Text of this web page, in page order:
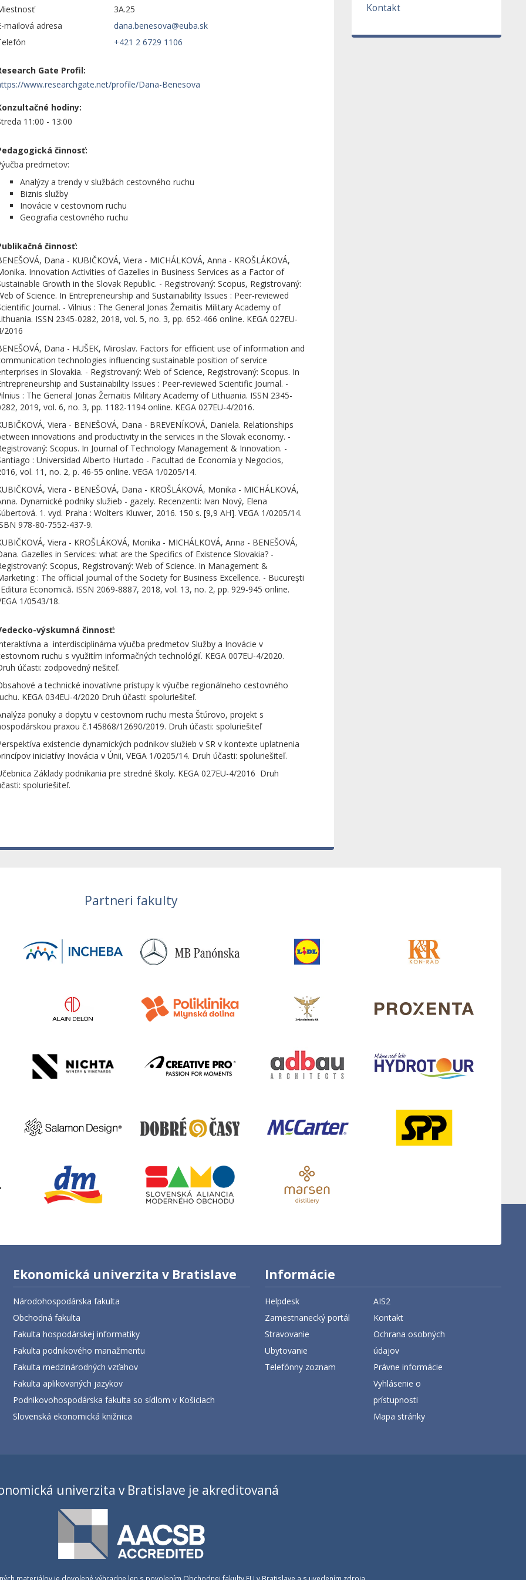
3A.25
mailová adresa
+421 2 6729 1106
Gate Profil:
www.researchgate.net/profile/Dana-Benesova
hodiny:
11:00 - 13:00
činnosť:
predmetov:
Analýzy a trendy v službách cestovného ruchu
Biznis služby
Inovácie v cestovnom ruchu
Geografia cestovného ruchu
činnosť:
Dana - KUBIČKOVÁ, Viera - MICHÁLKOVÁ, Anna - KROŠLÁKOVÁ,
Innovation Activities of Gazelles in Business Services as a Factor of
Growth in the Slovak Republic. - Registrovaný: Scopus, Registrovaný:
of Science. In Entrepreneurship and Sustainability Issues : Peer-reviewed
Journal. - Vilnius : The General Jonas Žemaitis Military Academy of
ISSN 2345-0282, 2018, vol. 5, no. 3, pp. 652-466 online. KEGA 027EU-
2016
Dana - HUŠEK, Miroslav. Factors for efficient use of information and
technologies influencing sustainable position of service
in Slovakia. - Registrovaný: Web of Science, Registrovaný: Scopus. In
and Sustainability Issues : Peer-reviewed Scientific Journal. -
: The General Jonas Žemaitis Military Academy of Lithuania. ISSN 2345-
2019, vol. 6, no. 3, pp. 1182-1194 online. KEGA 027EU-4/2016.
Viera - BENEŠOVÁ, Dana - BREVENÍKOVÁ, Daniela. Relationships
innovations and productivity in the services in the Slovak economy. -
Scopus. In Journal of Technology Management & Innovation. -
: Universidad Alberto Hurtado - Facultad de Economía y Negocios,
vol. 11, no. 2, p. 46-55 online. VEGA 1/0205/14.
Viera - BENEŠOVÁ, Dana - KROŠLÁKOVÁ, Monika - MICHÁLKOVÁ,
Dynamické podniky služieb - gazely. Recenzenti: Ivan Nový, Elena
1. vyd. Praha : Wolters Kluwer, 2016. 150 s. [9,9 AH]. VEGA 1/0205/14.
978-80-7552-437-9.
Viera - KROŠLÁKOVÁ, Monika - MICHÁLKOVÁ, Anna - BENEŠOVÁ,
Gazelles in Services: what are the Specifics of Existence Slovakia? -
Scopus, Registrovaný: Web of Science. In Management &
: The official journal of the Society for Business Excellence. - București
Economică. ISSN 2069-8887, 2018, vol. 13, no. 2, pp. 929-945 online.
1/0543/18.
výskumná činnosť:
a interdisciplinárna výučba predmetov Služby a Inovácie v
ruchu s využitím informačných technológií. KEGA 007EU-4/2020.
účasti: zodpovedný riešiteľ.
a technické inovatívne prístupy k výučbe regionálneho cestovného
KEGA 034EU-4/2020 Druh účasti: spoluriešiteľ.
ponuky a dopytu v cestovnom ruchu mesta Štúrovo, projekt s
praxou č.145868/12690/2019. Druh účasti: spoluriešiteľ
existencie dynamických podnikov služieb v SR v kontexte uplatnenia
iniciatívy Inovácia v Únii, VEGA 1/0205/14. Druh účasti: spoluriešiteľ.
Základy podnikania pre stredné školy. KEGA 027EU-4/2016 Druh
spoluriešiteľ.
Kontakt
Partneri fakulty
Ekonomická univerzita v Bratislave
Národohospodárska fakulta
Obchodná fakulta
Fakulta hospodárskej informatiky
Fakulta podnikového manažmentu
Fakulta medzinárodných vzťahov
Fakulta aplikovaných jazykov
Podnikovohospodárska fakulta so sídlom v Košiciach
Slovenská ekonomická knižnica
Informácie
Helpdesk
Zamestnanecký portál
Stravovanie
Ubytovanie
Telefónny zoznam
AIS2
Kontakt
Ochrana osobných
údajov
Právne informácie
Vyhlásenie o
prístupnosti
Mapa stránky
univerzita v Bratislave je akreditovaná